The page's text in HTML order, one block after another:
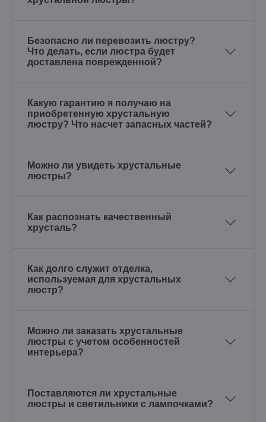
Безопасно ли перевозить люстру?
Что делать, если люстра будет
доставлена поврежденной?
Какую гарантию я получаю на
приобретенную хрустальную
люстру? Что насчет запасных частей?
Можно ли увидеть хрустальные
люстры?
Как распознать качественный
хрусталь?
Как долго служит отделка,
используемая для хрустальных
люстр?
Можно ли заказать хрустальные
люстры с учетом особенностей
интерьера?
Поставляются ли хрустальные
люстры и светильники с лампочками?